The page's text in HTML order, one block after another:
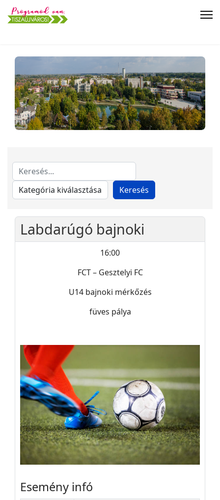
Labdarúgó bajnoki
16:00
FCT – Gesztelyi FC
U14 bajnoki mérkőzés
füves pálya
Esemény infó